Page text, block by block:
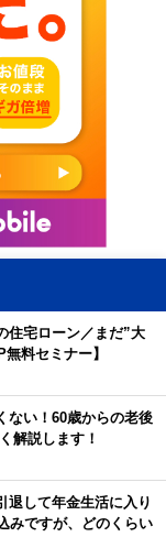
住宅ローン／まだ”大
料セミナー】
ない！60歳からの老後
解説します！
退して年金生活に入り
みですが、どのくらい